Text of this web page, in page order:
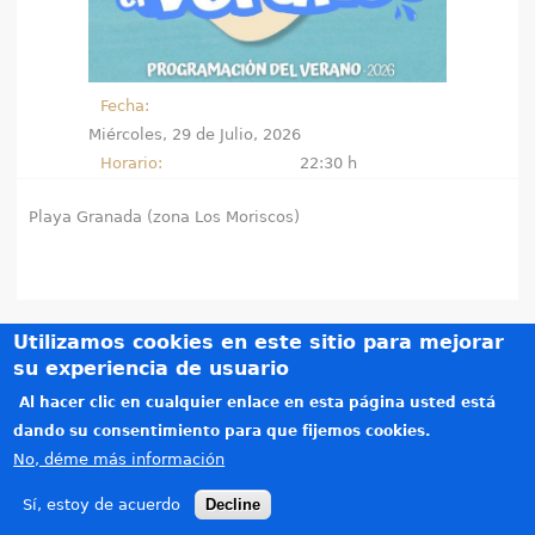
a
t
e
d
a
Fecha:
Miércoles, 29 de Julio, 2026
Horario:
22:30 h
Playa Granada (zona Los Moriscos)
Créditos
Teléfonos de interés
Política de privacidad
Aviso legal
Copyright © 2015-2026. Todos los derechos reservados. Diseñado por
Utilizamos cookies en este sitio para mejorar
su experiencia de usuario
Al hacer clic en cualquier enlace en esta página usted está
dando su consentimiento para que fijemos cookies.
No, déme más información
Sí, estoy de acuerdo Decline